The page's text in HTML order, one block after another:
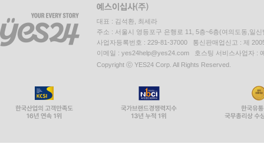
대표 : 김석환, 최세라
주소 : 서울시 영등포구 은행로 11, 5층~6층(여의도동,일신
사업자등록번호 : 229-81-37000 통신판매업신고 : 제
이메일 : yes24help@yes24.com 호스팅 서비스사업자 :
Copyright ⓒ YES24 Corp. All Rights Reserved.